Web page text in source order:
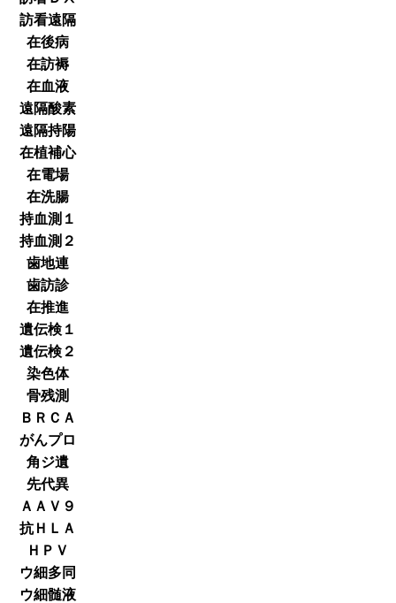
訪看遠隔
在後病
在訪褥
在血液
遠隔酸素
遠隔持陽
在植補心
在電場
在洗腸
持血測１
持血測２
歯地連
歯訪診
在推進
遺伝検１
遺伝検２
染色体
骨残測
ＢＲＣＡ
がんプロ
角ジ遺
先代異
ＡＡＶ９
抗ＨＬＡ
ＨＰＶ
ウ細多同
ウ細髄液